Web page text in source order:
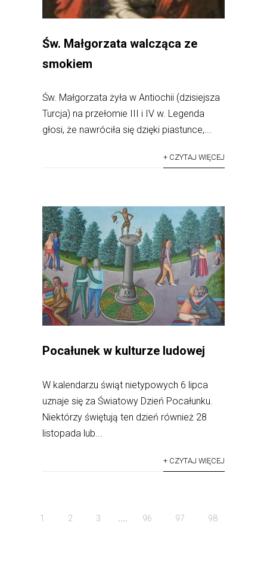
Św. Małgorzata walcząca ze
smokiem
Św. Małgorzata żyła w Antiochii (dzisiejsza
Turcja) na przełomie III i IV w. Legenda
głosi, że nawróciła się dzięki piastunce,...
+ CZYTAJ WIĘCEJ
Pocałunek w kulturze ludowej
W kalendarzu świąt nietypowych 6 lipca
uznaje się za Światowy Dzień Pocałunku.
Niektórzy świętują ten dzień również 28
listopada lub...
+ CZYTAJ WIĘCEJ
1 2 3 .... 96 97 98